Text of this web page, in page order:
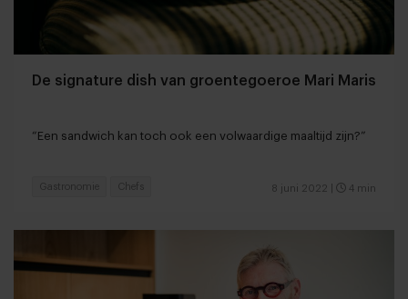
De signature dish van groentegoeroe Mari Maris
“Een sandwich kan toch ook een volwaardige maaltijd zijn?”
8 juni 2022 4 min
Gastronomie Chefs